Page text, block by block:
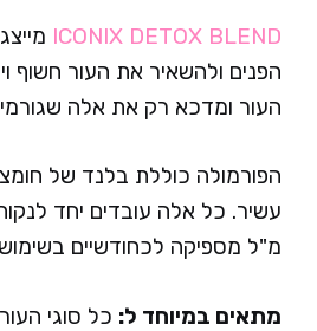
ICONIX DETOX BLEND
הפנים ולהשאיר את העור חשוף
העור ומדכא רק את אלה
מ"ל מספיקה לכחודשיים
מתאים במיוחד ל: כל סוגי